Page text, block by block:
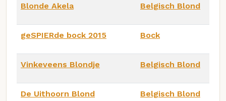
Blonde Akela Belgisch Blond
geSPIERde bock 2015 Bock
Vinkeveens Blondje Belgisch Blond
De Uithoorn Blond Belgisch Blond